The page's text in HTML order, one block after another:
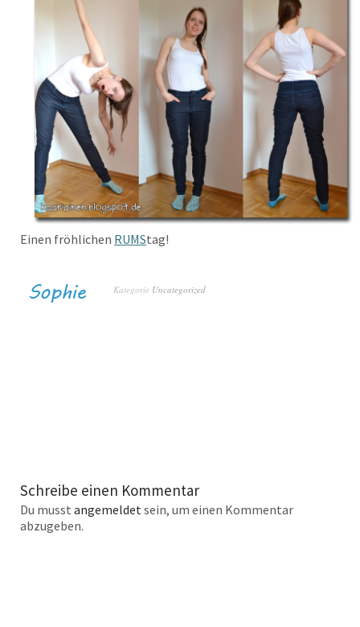
Einen fröhlichen RUMStag!
Kategorie Uncategorized
Schreibe einen Kommentar
Du musst angemeldetsein, um einen Kommentar
abzugeben.